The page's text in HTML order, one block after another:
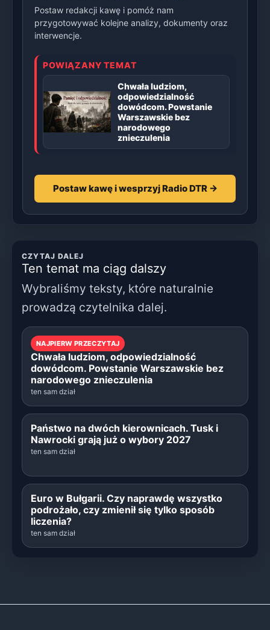
Postaw redakcji kawę i pomóż nam
przygotowywać kolejne analizy, dokumenty oraz
interwencje.
POWIĄZANY TEMAT
Chwała ludziom,
odpowiedzialność
dowódcom. Powstanie
Warszawskie bez
narodowego
znieczulenia
Postaw kawę i wesprzyj Radio DTR →
CZYTAJ DALEJ
Ten temat ma ciąg dalszy
Wybraliśmy teksty, które naturalnie
prowadzą czytelnika dalej.
NAJPIERW PRZECZYTAJ
Chwała ludziom, odpowiedzialność
dowódcom. Powstanie Warszawskie bez
narodowego znieczulenia
ten sam dział
Państwo na dwóch kierownicach. Tusk i
Nawrocki grają już o wybory 2027
ten sam dział
Euro w Bułgarii. Czy naprawdę wszystko
podrożało, czy zmienił się tylko sposób
liczenia?
ten sam dział